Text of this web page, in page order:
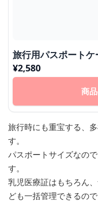
旅行用パスポート
¥2,580
商
旅行時にも重宝する、
す。
パスポートサイズなの
す。
乳児医療証はもちろん
ども一括管理できるの